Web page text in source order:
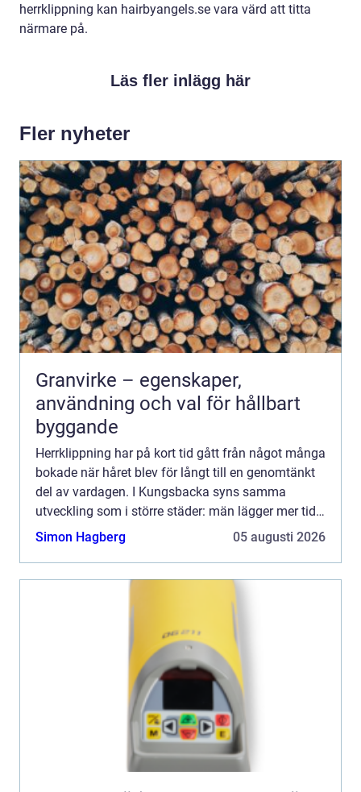
herrklippning kan hairbyangels.se vara värd att titta
närmare på.
Läs fler inlägg här
Fler nyheter
Granvirke – egenskaper,
användning och val för hållbart
byggande
Herrklippning har på kort tid gått från något många
bokade när håret blev för långt till en genomtänkt
del av vardagen. I Kungsbacka syns samma
utveckling som i större städer: män lägger mer tid
på stil, hår och skägg. En bra herrklippning handlar
Simon Hagberg 05 augusti 2026